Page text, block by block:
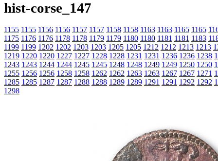
hist-corse_147
1155 1155 1156 1156 1157 1157 1158 1158 1163 1163 1165 1165
1175 1176 1176 1178 1178 1179 1179 1180 1180 1181 1181 1183
1199 1199 1202 1202 1203 1203 1205 1205 1212 1212 1213 1213
1219 1220 1220 1227 1227 1228 1228 1231 1231 1236 1236 1238
1243 1243 1244 1244 1245 1245 1248 1248 1249 1249 1250 1250
1255 1256 1256 1258 1258 1262 1262 1263 1263 1267 1267 1271
1285 1285 1287 1287 1288 1288 1289 1289 1291 1291 1292 1292
1298